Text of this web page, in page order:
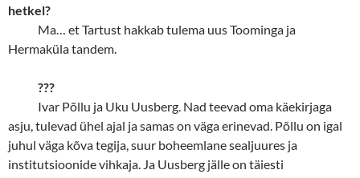
hetkel?
Ma… et Tartust hakkab tulema uus Toominga ja
Hermaküla tandem.
???
Ivar Põllu ja Uku Uusberg. Nad teevad oma käekirjaga
asju, tulevad ühel ajal ja samas on väga erinevad. Põllu on igal
juhul väga kõva tegija, suur boheemlane sealjuures ja
institutsioonide vihkaja. Ja Uusberg jälle on täiesti